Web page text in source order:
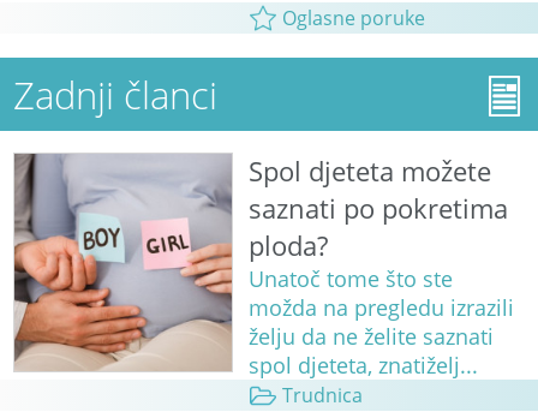
Oglasne poruke
Zadnji članci
Spol djeteta možete
saznati po pokretima
ploda?
Unatoč tome što ste
možda na pregledu izrazili
želju da ne želite saznati
spol djeteta, znatiželj...
Trudnica